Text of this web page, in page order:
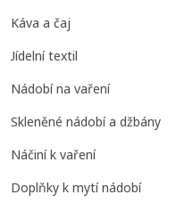
Káva a čaj
Jídelní textil
Nádobí na vaření
Skleněné nádobí a džbány
Náčiní k vaření
Doplňky k mytí nádobí